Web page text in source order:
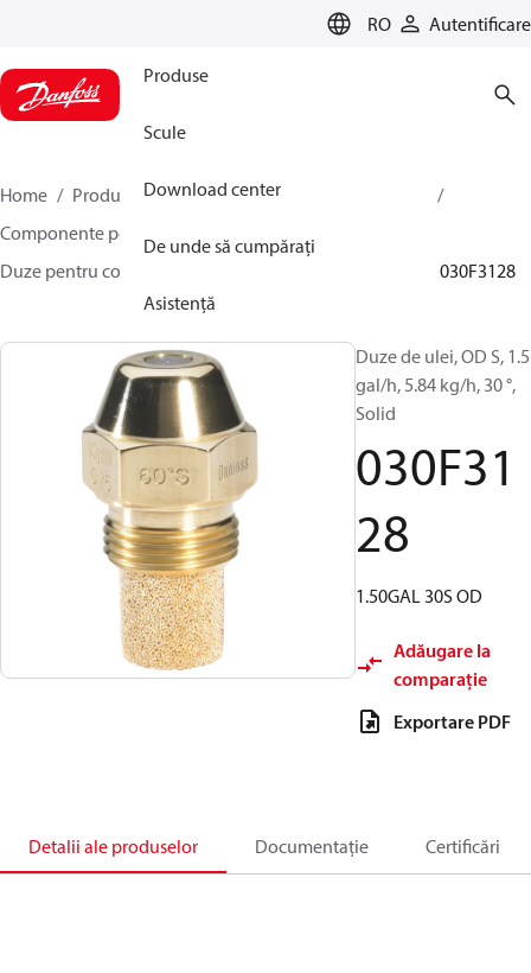
RO Autentificare
Produse
Scule
Download center
De unde să cumpărați
Asistență
Home Produse
Climate Solutions pentru încălzire
Componente pentru arzătoare
Duze pentru combustibil lichid
030F3128
Duze de ulei, OD S, 1.5
gal/h, 5.84 kg/h, 30 °,
Solid
030F31
28
1.50GAL 30S OD
Adăugare la
comparație
Exportare PDF
Detalii ale produselor Documentație Certificări